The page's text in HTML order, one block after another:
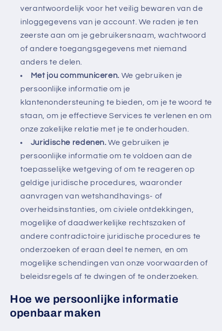
verantwoordelijk voor het veilig bewaren van de
inloggegevens van je account. We raden je ten
zeerste aan om je gebruikersnaam, wachtwoord
of andere toegangsgegevens met niemand
anders te delen.
Met jou communiceren. We gebruiken je
persoonlijke informatie om je
klantenondersteuning te bieden, om je te woord te
staan, om je effectieve Services te verlenen en om
onze zakelijke relatie met je te onderhouden.
Juridische redenen. We gebruiken je
persoonlijke informatie om te voldoen aan de
toepasselijke wetgeving of om te reageren op
geldige juridische procedures, waaronder
aanvragen van wetshandhavings- of
overheidsinstanties, om civiele ontdekkingen,
mogelijke of daadwerkelijke rechtszaken of
andere contradictoire juridische procedures te
onderzoeken of eraan deel te nemen, en om
mogelijke schendingen van onze voorwaarden of
beleidsregels af te dwingen of te onderzoeken.
Hoe we persoonlijke informatie
openbaar maken